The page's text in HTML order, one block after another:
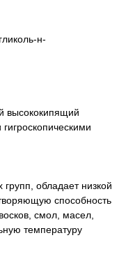
н-
высококипящий
обладает низкой
способность
смол, масел,
температуру